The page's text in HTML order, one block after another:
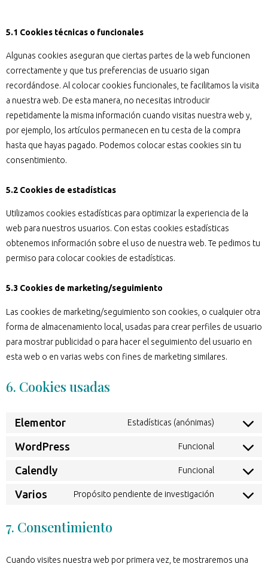
5.1 Cookies técnicas o funcionales
Algunas cookies aseguran que ciertas partes de la web funcionen
correctamente y que tus preferencias de usuario sigan
recordándose. Al colocar cookies funcionales, te facilitamos la visita
a nuestra web. De esta manera, no necesitas introducir
repetidamente la misma información cuando visitas nuestra web y,
por ejemplo, los artículos permanecen en tu cesta de la compra
hasta que hayas pagado. Podemos colocar estas cookies sin tu
consentimiento.
5.2 Cookies de estadísticas
Utilizamos cookies estadísticas para optimizar la experiencia de la
web para nuestros usuarios. Con estas cookies estadísticas
obtenemos información sobre el uso de nuestra web. Te pedimos tu
permiso para colocar cookies de estadísticas.
5.3 Cookies de marketing/seguimiento
Las cookies de marketing/seguimiento son cookies, o cualquier otra
forma de almacenamiento local, usadas para crear perfiles de usuario
para mostrar publicidad o para hacer el seguimiento del usuario en
esta web o en varias webs con fines de marketing similares.
6. Cookies usadas
Elementor Estadísticas (anónimas)
WordPress Funcional
Calendly Funcional
Varios Propósito pendiente de investigación
7. Consentimiento
Cuando visites nuestra web por primera vez, te mostraremos una